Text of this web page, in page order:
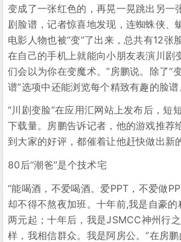
变成了一张红色的，再晃一晃跳出另一
剧脸谱，记者惊喜地发现，连蜘蛛侠、
电影人物也被“变”了出来，总共有12张
在自己的手机上就能向小朋友表演川剧
们会以为你在变魔术。”房鹏说。除了“
谱”选项中还能浏览每个精致有趣的脸谱
“川剧变脸”在应用汇网站上发布后，短
下载量。房鹏告诉记者，他的游戏推荐
到大家的好评，都催着让他赶快做出新
80后“潮爸”是个技术宅
“能喝酒，不爱喝酒。爱PPT，不爱做
却不得不熬夜加班。十年前,我是自豪
两元起；十年后，我是JSMCC神州行
样，我相信群众。我是阿房公。”在房